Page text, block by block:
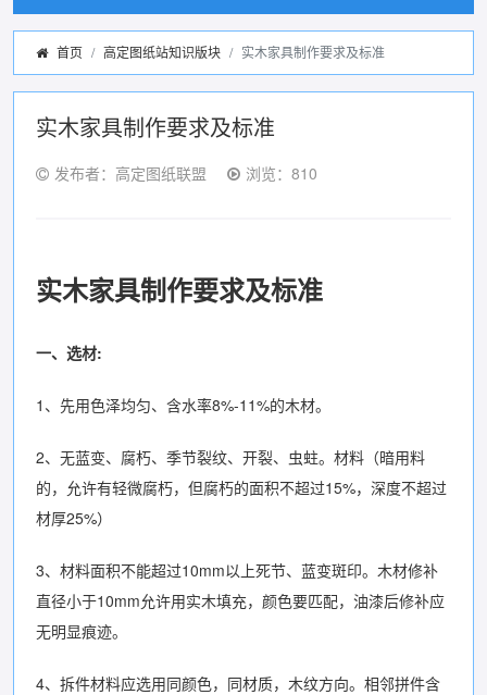
首页 高定图纸站知识版块 实木家具制作要求及标准
实木家具制作要求及标准
发布者：高定图纸联盟 浏览：810
实木家具制作要求及标准
一、选材:
1、先用色泽均匀、含水率8%-11%的木材。
2、无蓝变、腐朽、季节裂纹、开裂、虫蛀。材料（暗用料
的，允许有轻微腐朽，但腐朽的面积不超过15%，深度不超过
材厚25%）
3、材料面积不能超过10mm以上死节、蓝变斑印。木材修补
直径小于10mm允许用实木填充，颜色要匹配，油漆后修补应
无明显痕迹。
4、拆件材料应选用同颜色，同材质，木纹方向。相邻拼件含